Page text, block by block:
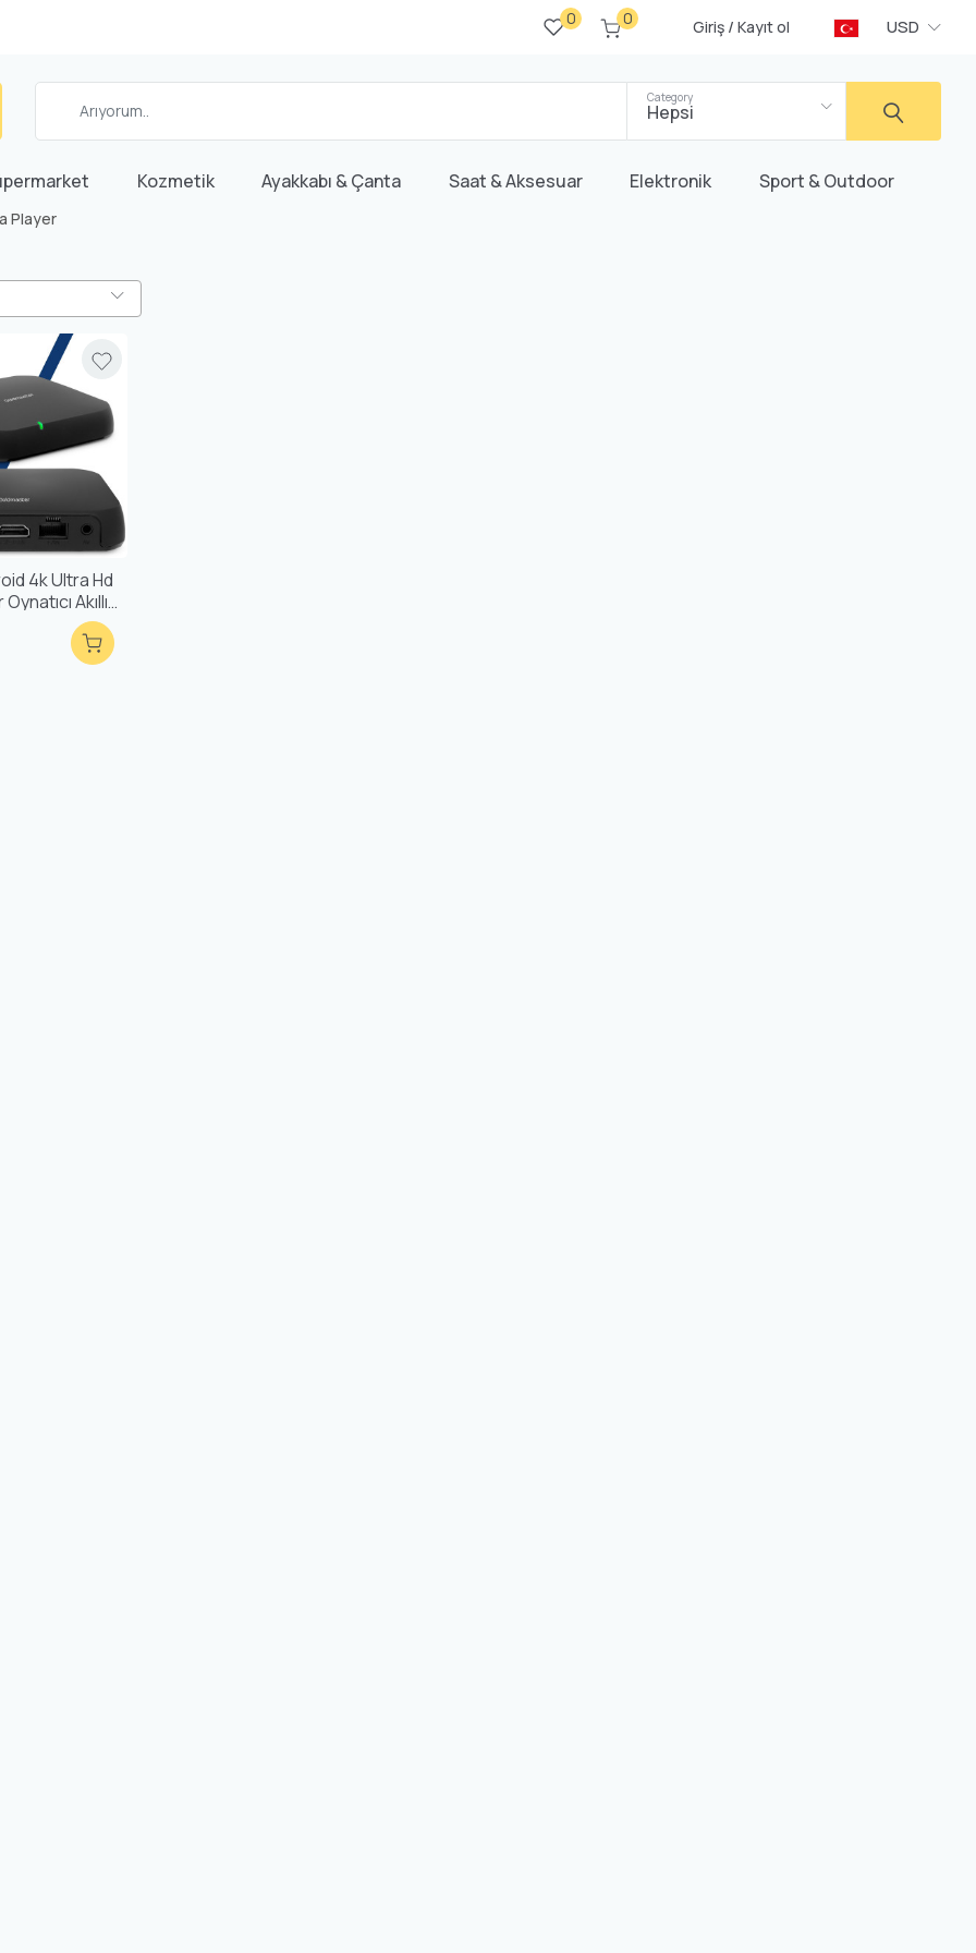
0 0 Giriş / Kayıt ol USD
Category
Hepsi
Kozmetik Ayakkabı & Çanta Saat & Aksesuar Elektronik Sport & Outdoor
Player
4k Ultra Hd
Akıllı
Air Mouse